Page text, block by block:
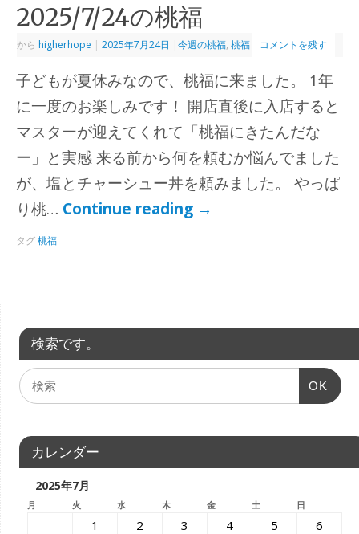
2025/7/24の桃福
から higherhope | 2025年7月24日 |今週の桃福,桃福 コメントを残す
子どもが夏休みなので、桃福に来ました。 1年
に一度のお楽しみです！ 開店直後に入店すると
マスターが迎えてくれて「桃福にきたんだな
ー」と実感 来る前から何を頼むか悩んでました
が、塩とチャーシュー丼を頼みました。 やっぱ
り桃… Continue reading →
タグ桃福
検索です。
OK
カレンダー
2025年7月
月 火 水 木 金 土 日
1 2 3 4 5
6